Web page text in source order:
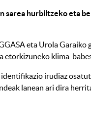
hurbiltzeko eta
eta Urola
klima-
irudiaz
lanean ari dira